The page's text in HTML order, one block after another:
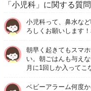
「小児科」に関する質問
小児科って、鼻水な
ろしくお願いします！
朝早く起きてもスマ
い。朝ごはんも与え
月に1回しか入って
ベビーアラーム何度